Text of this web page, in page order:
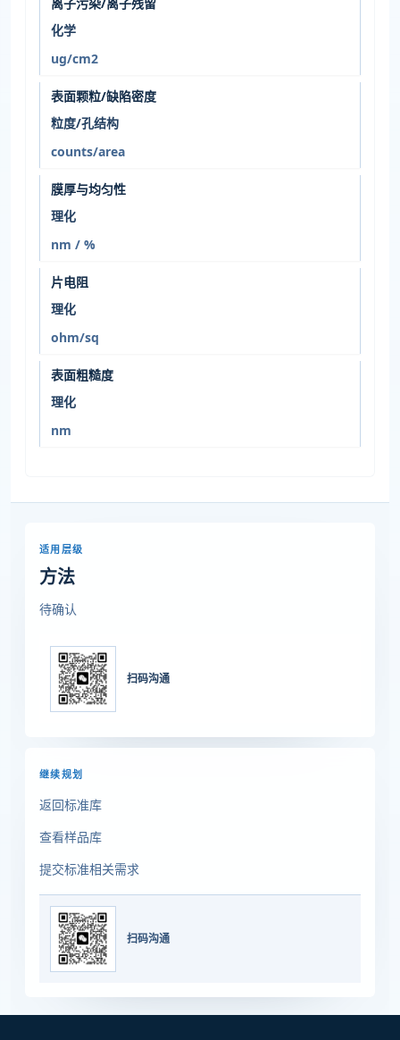
化学
ug/cm2
表面颗粒/缺陷密度
粒度/孔结构
counts/area
膜厚与均匀性
理化
nm / %
片电阻
理化
ohm/sq
表面粗糙度
理化
nm
适用层级
方法
待确认
扫码沟通
继续规划
返回标准库
查看样品库
提交标准相关需求
扫码沟通